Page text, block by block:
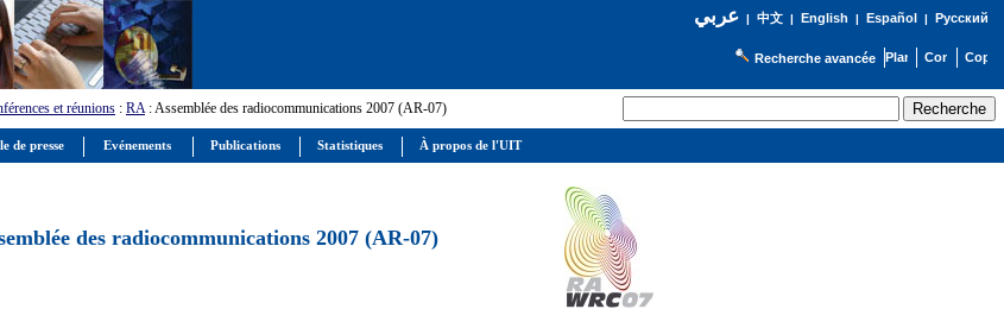
عربي| 中文| English | Español | Русский
Recherche avancée
et réunions : RA: Assemblée des radiocommunications 2007 (AR-07)
des radiocommunications 2007 (AR-07)
de presse Evénements Publications Statistiques À propos de l'UIT